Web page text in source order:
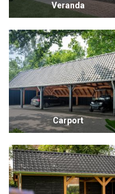
Veranda
Carport